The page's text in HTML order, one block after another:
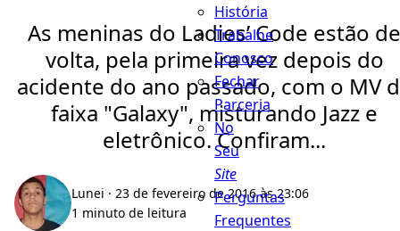
História
Trabalhe
Conosco
Fechar
Parceria
No
Seu
Site
Perguntas
Frequentes
As meninas do Ladies’ Code estão de
volta, pela primeira vez depois do
acidente do ano passado, com o MV
faixa "Galaxy", misturando Jazz e
eletrônico. Confiram...
Lunei · 23 de fevereiro de 2016 às 23:06
1 minuto de leitura